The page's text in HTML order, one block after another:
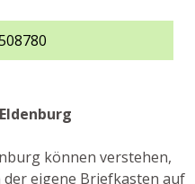
können verstehen,
eigene Briefkasten auf